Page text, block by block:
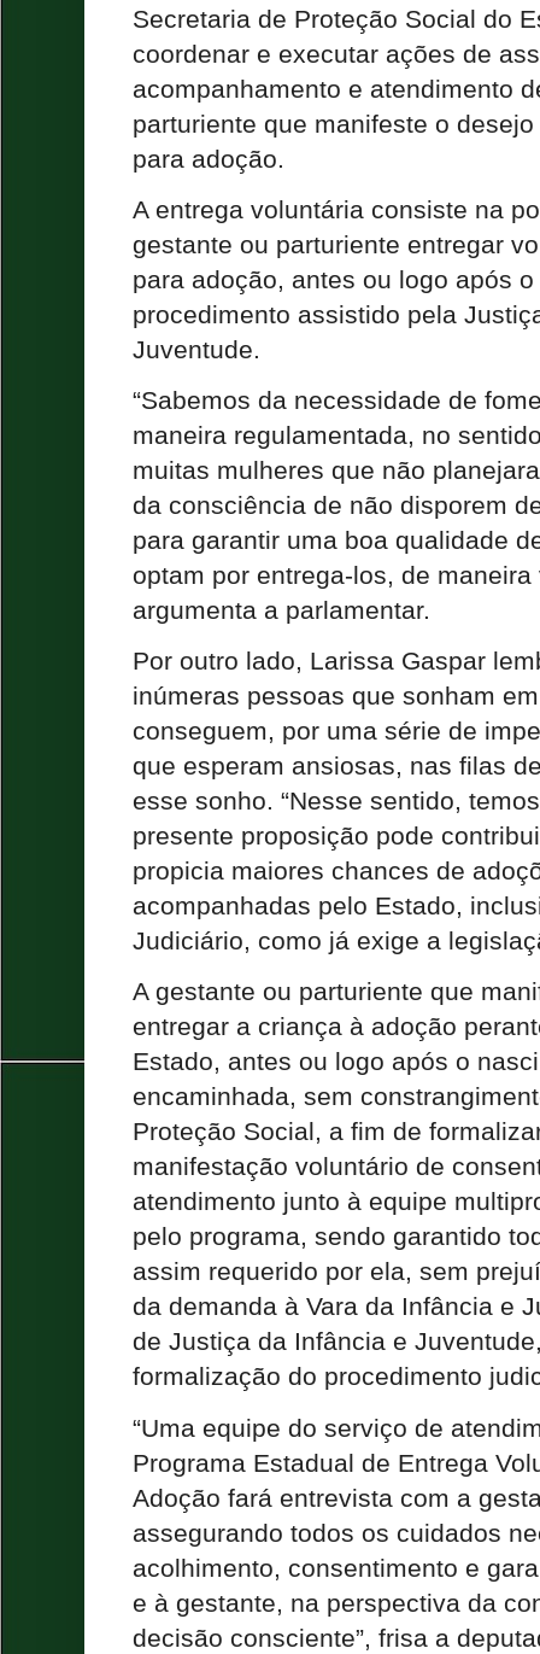
Secretaria de Proteção Social do
coordenar e executar ações de
acompanhamento e atendimento
parturiente que manifeste o
para adoção.
A entrega voluntária consiste na
gestante ou parturiente entregar
para adoção, antes ou logo após
procedimento assistido pela
Juventude.
“Sabemos da necessidade de
maneira regulamentada, no
muitas mulheres que não
da consciência de não disporem
para garantir uma boa qualidade
optam por entrega-los, de maneira
argumenta a parlamentar.
Por outro lado, Larissa Gaspar
inúmeras pessoas que sonham
conseguem, por uma série de
que esperam ansiosas, nas filas
esse sonho. “Nesse sentido,
presente proposição pode
propicia maiores chances de
acompanhadas pelo Estado,
Judiciário, como já exige a
A gestante ou parturiente que
entregar a criança à adoção
Estado, antes ou logo após o
encaminhada, sem
Proteção Social, a fim de
manifestação voluntário de
atendimento junto à equipe
pelo programa, sendo garantido
assim requerido por ela, sem
da demanda à Vara da Infância e
de Justiça da Infância e
formalização do procedimento
“Uma equipe do serviço de
Programa Estadual de Entrega
Adoção fará entrevista com a
assegurando todos os cuidados
acolhimento, consentimento e
e à gestante, na perspectiva da
decisão consciente”, frisa a